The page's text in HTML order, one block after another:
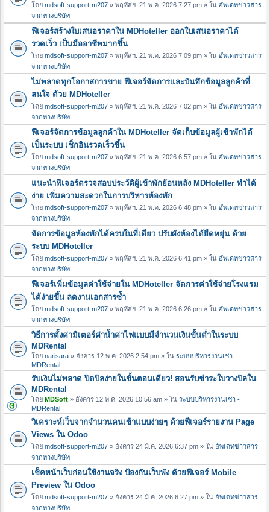
โดย mdsoft-support-m207 » พฤหัสฯ. 21 พ.ค. 2026 7:27 pm » ใน อัพเดทข่าวสาร
จากทางบริษัท
ฟีเจอร์สร้างใบเสนอราคาใน MDHoteller ออกใบเสนอราคาได้
รวดเร็ว เป็นมืออาชีพมากขึ้น
โดย mdsoft-support-m207 » พฤหัสฯ. 21 พ.ค. 2026 7:09 pm » ใน อัพเดทข่าวสาร
จากทางบริษัท
ไม่พลาดทุกโอกาสการขาย ฟีเจอร์จัดการและบันทึกข้อมูลลูกค้าที่
สนใจ ด้วย MDHoteller
โดย mdsoft-support-m207 » พฤหัสฯ. 21 พ.ค. 2026 7:02 pm » ใน อัพเดทข่าวสาร
จากทางบริษัท
ฟีเจอร์จัดการข้อมูลลูกค้าใน MDHoteller จัดเก็บข้อมูลผู้เข้าพักได้
เป็นระบบ เช็กอินรวดเร็วขึ้น
โดย mdsoft-support-m207 » พฤหัสฯ. 21 พ.ค. 2026 6:57 pm » ใน อัพเดทข่าวสาร
จากทางบริษัท
แนะนำฟีเจอร์ตรวจสอบประวัติผู้เข้าพักย้อนหลัง MDHoteller ทำได้
ง่าย เพิ่มความสะดวกในการบริหารห้องพัก
โดย mdsoft-support-m207 » พฤหัสฯ. 21 พ.ค. 2026 6:48 pm » ใน อัพเดทข่าวสาร
จากทางบริษัท
จัดการข้อมูลห้องพักได้ครบในที่เดียว ปรับผังห้องได้ยืดหยุ่น ด้วย
ระบบ MDHoteller
โดย mdsoft-support-m207 » พฤหัสฯ. 21 พ.ค. 2026 6:41 pm » ใน อัพเดทข่าวสาร
จากทางบริษัท
ฟีเจอร์เพิ่มข้อมูลค่าใช้จ่ายใน MDHoteller จัดการค่าใช้จ่ายโรงแรม
ได้ง่ายขึ้น ลดงานเอกสารซ้ำ
โดย mdsoft-support-m207 » พฤหัสฯ. 21 พ.ค. 2026 6:26 pm » ใน อัพเดทข่าวสาร
จากทางบริษัท
วิธีการตั้งค่ามิเตอร์ค่าน้ำค่าไฟแบบมีจำนวนเงินขั้นต่ำในระบบ
MDRental
โดย narisara » อังคาร 12 พ.ค. 2026 2:54 pm » ใน ระบบบริหารงานเช่า -
MDRental
รับเงินไม่พลาด ปิดบิลง่ายในขั้นตอนเดียว! สอนรับชำระใบวางบิลใน
MDRental
โดย MDSoft » อังคาร 12 พ.ค. 2026 10:56 am » ใน ระบบบริหารงานเช่า -
MDRental
วิเคราะห์เว็บจากจำนวนคนเข้าแบบง่ายๆ ด้วยฟีเจอร์รายงาน Page
Views ใน Odoo
โดย mdsoft-support-m207 » อังคาร 24 มี.ค. 2026 6:37 pm » ใน อัพเดทข่าวสาร
จากทางบริษัท
เช็คหน้าเว็บก่อนใช้งานจริง ป้องกันเว็บพัง ด้วยฟีเจอร์ Mobile
Preview ใน Odoo
โดย mdsoft-support-m207 » อังคาร 24 มี.ค. 2026 6:27 pm » ใน อัพเดทข่าวสาร
จากทางบริษัท